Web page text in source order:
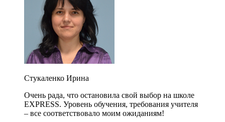
Стукаленко Ирина
Очень рада, что остановила свой выбор на школе
EXPRESS. Уровень обучения, требования учителя
– все соответствовало моим ожиданиям!